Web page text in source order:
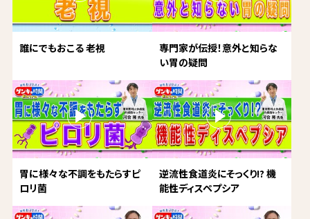
誰にでもおこる 老視
専門家が伝授！意外と知らな
い胃の疑問
胃に様々な不調をもたらすピ
ロリ菌
逆流性食道炎にそっくり!? 機
能性ディスペプシア